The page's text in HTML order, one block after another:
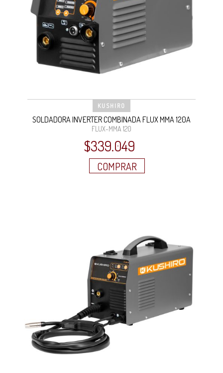
KUSHIRO
SOLDADORA INVERTER COMBINADA FLUX MMA 120A
FLUX-MMA 120
$339.049
COMPRAR